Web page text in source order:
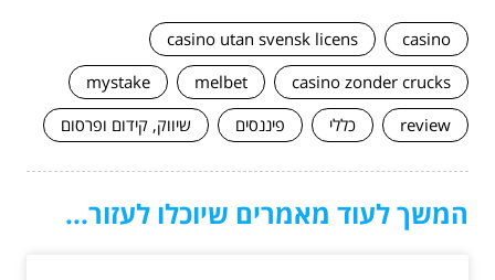
casino
casino utan svensk licens
casino zonder crucks
melbet
mystake
review
כללי פיננסים שיווק, קידום ופרסום
המשך לעוד מאמרים שיוכלו לעזור...